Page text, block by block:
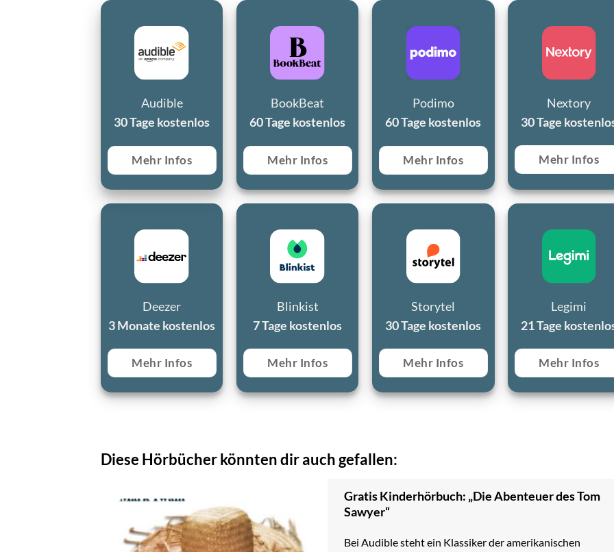
Audible
30 Tage kostenlos
Mehr Infos
BookBeat
60 Tage kostenlos
Mehr Infos
Podimo
60 Tage kostenlos
Mehr Infos
Nextory
30 Tage
Mehr Infos
Deezer
3 Monate kostenlos
Mehr Infos
Blinkist
7 Tage kostenlos
Mehr Infos
Storytel
30 Tage kostenlos
Mehr Infos
Legimi
21 Tage
Mehr Infos
Diese Hörbücher könnten dir auch gefallen:
Gratis Kinderhörbuch: „Die Abenteuer des Tom
Sawyer“
Bei Audible steht ein Klassiker der amerikanischen